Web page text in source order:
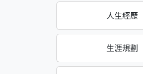
人生經歷
生涯規劃